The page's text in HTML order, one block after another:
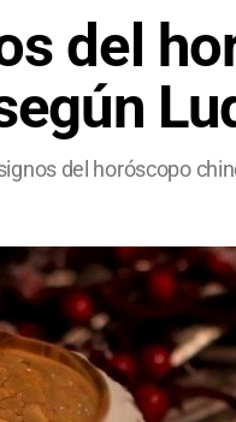
del
del horóscopo